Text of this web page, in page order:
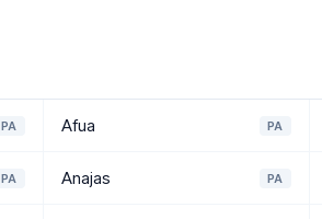
PA Afua PA
PA Anajas PA